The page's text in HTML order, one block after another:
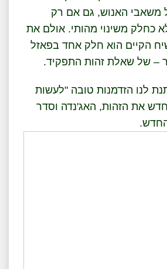
משאבי האנוש, גם אם רק
כחלק משינוי מהותי. אולם את
הקיים הוא חלק אחד בפאזל
– של שאלת זהות התפקיד.
לנו הזדמנות טובה "לעשות
את הזהות, האג'נדה וסדר